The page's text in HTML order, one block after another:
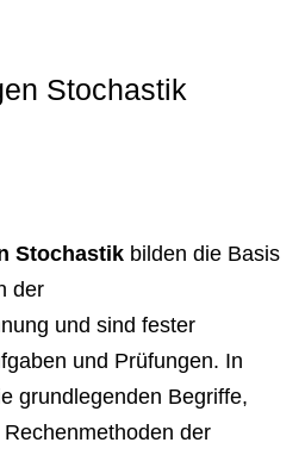
Stochastik
Stochastik bilden die Basis
der
und sind fester
und Prüfungen. In
grundlegenden Begriffe,
der